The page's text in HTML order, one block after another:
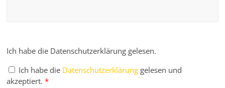
Ich habe die Datenschutzerklärung gelesen.
Ich habe die Datenschutzerklärung gelesen und
akzeptiert. *